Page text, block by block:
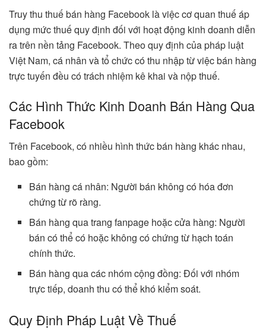
Truy thu thuế bán hàng Facebook là việc cơ quan thuế áp
dụng mức thuế quy định đối với hoạt động kinh doanh diễn
ra trên nền tảng Facebook. Theo quy định của pháp luật
Việt Nam, cá nhân và tổ chức có thu nhập từ việc bán hàng
trực tuyến đều có trách nhiệm kê khai và nộp thuế.
Các Hình Thức Kinh Doanh Bán Hàng Qua
Facebook
Trên Facebook, có nhiều hình thức bán hàng khác nhau,
bao gồm:
Bán hàng cá nhân: Người bán không có hóa đơn
chứng từ rõ ràng.
Bán hàng qua trang fanpage hoặc cửa hàng: Người
bán có thể có hoặc không có chứng từ hạch toán
chính thức.
Bán hàng qua các nhóm cộng đồng: Đối với nhóm
trực tiếp, doanh thu có thể khó kiểm soát.
Quy Định Pháp Luật Về Thuế